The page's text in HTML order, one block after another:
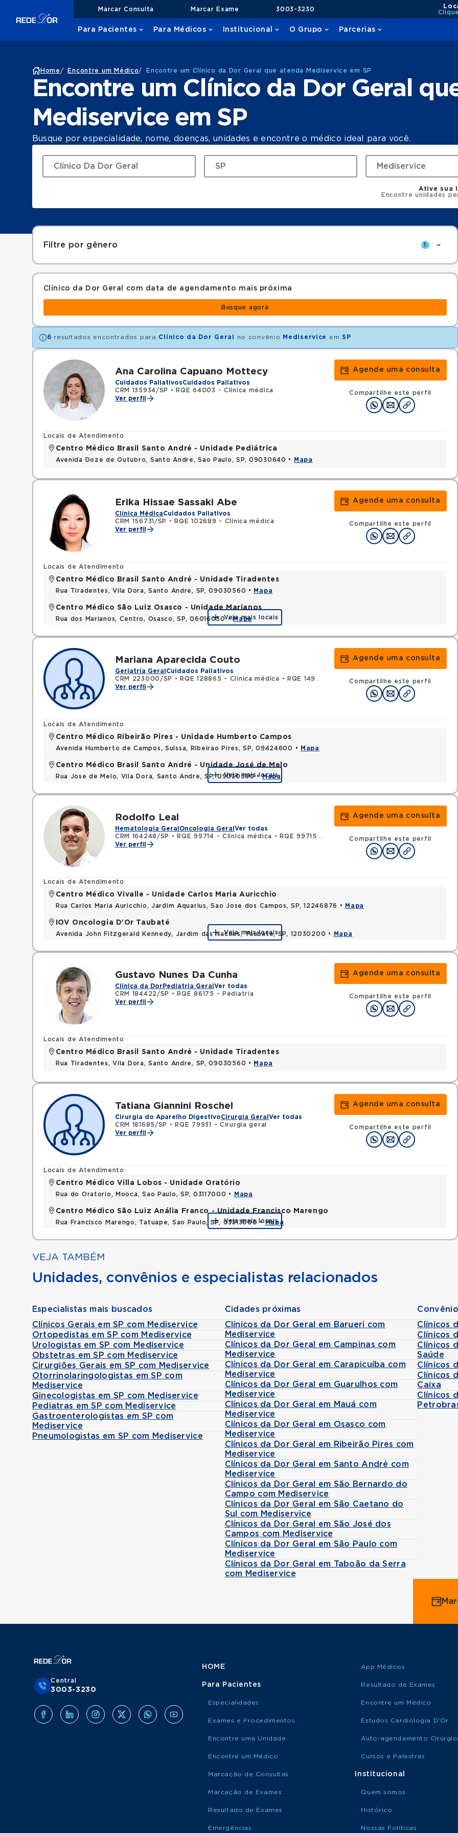
Marcar Consulta Marcar Exame 3003-3230
Para Pacientes Para Médicos Institucional O Grupo Parcerias
Home / Encontre um Médico/ Encontre um Clínico da Dor Geral que atenda Mediservice em SP
Encontre um Clínico da Dor Geral
Mediservice em SP
Busque por especialidade, nome, doenças, unidades e encontre o médico ideal para você.
Ative sua
Encontre unidades
Filtre por gênero 1
Clínico da Dor Geral com data de agendamento mais próxima
Busque agora
6 resultados encontrados para Clínico da Dor Geral no convênio Mediservice em SP
Ana Carolina Capuano Mottecy
Cuidados PaliativosCuidados Paliativos
CRM 135934/SP
•
RQE 64003 - Clínica médica
Ver perfil
Agende uma consulta
Compartilhe este perfil
Locais de Atendimento
Centro Médico Brasil Santo André - Unidade Pediátrica
Avenida Doze de Outubro, Santo Andre, Sao Paulo, SP, 09030640 • Mapa
Erika Hissae Sassaki Abe
Clínica MédicaCuidados Paliativos
CRM 156731/SP
•
RQE 102689 - Clínica médica
Ver perfil
Agende uma consulta
Compartilhe este perfil
Locais de Atendimento
Centro Médico Brasil Santo André - Unidade Tiradentes
Rua Tiradentes, Vila Dora, Santo Andre, SP, 09030560 • Mapa
Centro Médico São Luiz Osasco - Unidade Marianos
Rua dos Marianos, Centro, Osasco, SP, 06016050 •Mapa
Veja mais locais
Mariana Aparecida Couto
Geriatria Geral Cuidados Paliativos
CRM 223000/SP
• RQE 128865 - Clínica médica •
RQE 149674 - Geriatria
Ver perfil
Agende uma consulta
Compartilhe este perfil
Locais de Atendimento
Centro Médico Ribeirão Pires - Unidade Humberto Campos
Avenida Humberto de Campos, Suissa, Ribeirao Pires, SP, 09424600 • Mapa
Centro Médico Brasil Santo André - Unidade José de Melo
Rua Jose de Melo, Vila Dora, Santo Andre, SP, 09030580 •Mapa
Veja mais locais
Rodolfo Leal
Hematologia Geral Oncologia Geral Ver todas
CRM 164248/SP
• RQE 99714 - Clínica médica •
RQE 99715 - Oncologia clínica
Ver perfil
Agende uma consulta
Compartilhe este perfil
Locais de Atendimento
Centro Médico Vivalle - Unidade Carlos Maria Auricchio
Rua Carlos Maria Auricchio, Jardim Aquarius, Sao Jose dos Campos, SP, 12246876 • Mapa
IOV Oncologia D'Or Taubaté
Avenida John Fitzgerald Kennedy, Jardim das Nacoes, Taubate, SP, 12030200 • Mapa
Veja mais locais
Gustavo Nunes Da Cunha
Clínica da Dor Pediatria Geral Ver todas
CRM 184422/SP
•
RQE 86175 - Pediatria
Ver perfil
Agende uma consulta
Compartilhe este perfil
Locais de Atendimento
Centro Médico Brasil Santo André - Unidade Tiradentes
Rua Tiradentes, Vila Dora, Santo Andre, SP, 09030560 • Mapa
Tatiana Giannini Roschel
Cirurgia do Aparelho DigestivoCirurgia Geral Ver todas
CRM 181685/SP
•
RQE 79931 - Cirurgia geral
Ver perfil
Agende uma consulta
Compartilhe este perfil
Locais de Atendimento
Centro Médico Villa Lobos - Unidade Oratório
Rua do Oratorio, Mooca, Sao Paulo, SP, 03117000 • Mapa
Centro Médico São Luiz Anália Franco - Unidade Francisco Marengo
Rua Francisco Marengo, Tatuape, Sao Paulo, SP, 03313000 •Mapa
Veja mais locais
VEJA TAMBÉM
Unidades, convênios e especialistas relacionados
Especialistas mais buscados
Clínicos Gerais em SP com Mediservice
Ortopedistas em SP com Mediservice
Urologistas em SP com Mediservice
Obstetras em SP com Mediservice
Cirurgiões Gerais em SP com Mediservice
Otorrinolaringologistas em SP com
Mediservice
Ginecologistas em SP com Mediservice
Pediatras em SP com Mediservice
Gastroenterologistas em SP com
Mediservice
Pneumologistas em SP com Mediservice
Cidades próximas
Clínicos da Dor Geral em Barueri com
Mediservice
Clínicos da Dor Geral em Campinas com
Mediservice
Clínicos da Dor Geral em Carapicuíba com
Mediservice
Clínicos da Dor Geral em Guarulhos com
Mediservice
Clínicos da Dor Geral em Mauá com
Mediservice
Clínicos da Dor Geral em Osasco com
Mediservice
Clínicos da Dor Geral em Ribeirão Pires com
Mediservice
Clínicos da Dor Geral em Santo André com
Mediservice
Clínicos da Dor Geral em São Bernardo do
Campo com Mediservice
Clínicos da Dor Geral em São Caetano do
Sul com Mediservice
Clínicos da Dor Geral em São José dos
Campos com Mediservice
Clínicos da Dor Geral em São Paulo com
Mediservice
Clínicos da Dor Geral em Taboão da Serra
com Mediservice
Clínicos
Clínicos
Clínicos
Saúde
Clínicos
Clínicos
Caixa
Clínicos
Central
3003-3230
HOME
Para Pacientes
Especialidades
Exames e Procedimentos
Encontre uma Unidade
Encontre um Médico
Marcação de Consultas
Marcação de Exames
Resultado de Exames
Emergências
App Médicos
Resultado de Exames
Encontre um Médico
Estudos Cardiologia D'Or
Auto-agendamento
Cursos e Palestras
Institucional
Quem somos
Histórico
Nossas Políticas